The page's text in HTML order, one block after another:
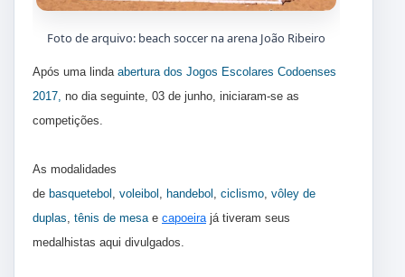
Foto de arquivo: beach soccer na arena João Ribeiro
Após uma linda abertura dos Jogos Escolares Codoenses
2017, no dia seguinte, 03 de junho, iniciaram-se as
competições.
As modalidades
de basquetebol voleibol handebol ciclismo vôley de
duplas tênis de mesa e capoeira já tiveram seus
medalhistas aqui divulgados.